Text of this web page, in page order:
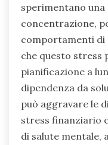
sperimentano
concentrazione,
comportamenti di
che questo stress
pianificazione a
dipendenza da
può aggravare le
stress finanziario
di salute mentale,